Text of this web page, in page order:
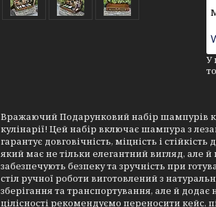
У
Вражаючий Подарунковий набір шампурів
кулінарії! Цей набір включає шампура з
гарантує довговічність, міцність і
який має не тільки елегантний вигляд, але
забезпечують безпеку та зручність при
стіл ручної роботи виготовлений з
зберігання та транспортування, але й
цілісності рекомендуємо переносити